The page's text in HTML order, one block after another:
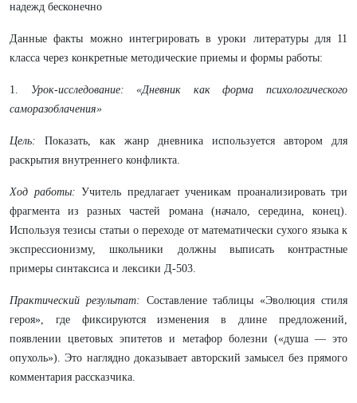
надежд бесконечно
Данные факты можно интегрировать в уроки литературы для 11
класса через конкретные методические приемы и формы работы:
1. Урок-исследование: «Дневник как форма психологического
саморазоблачения»
Цель: Показать, как жанр дневника используется автором для
раскрытия внутреннего конфликта.
Ход работы: Учитель предлагает ученикам проанализировать три
фрагмента из разных частей романа (начало, середина, конец).
Используя тезисы статьи о переходе от математически сухого языка к
экспрессионизму, школьники должны выписать контрастные
примеры синтаксиса и лексики Д-503.
Практический результат: Составление таблицы «Эволюция стиля
героя», где фиксируются изменения в длине предложений,
появлении цветовых эпитетов и метафор болезни («душа — это
опухоль»). Это наглядно доказывает авторский замысел без прямого
комментария рассказчика.